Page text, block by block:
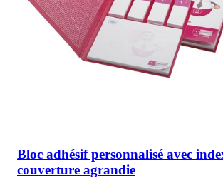
Bloc adhésif personnalisé avec
couverture agrandie